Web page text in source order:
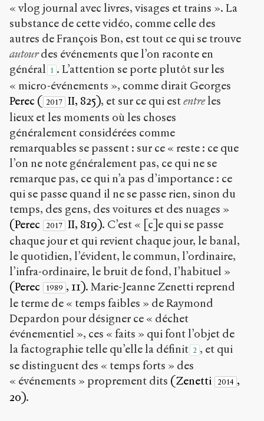
« vlog journal avec livres, visages et trains ». La
substance de cette vidéo, comme celle des
autres de François Bon, est tout ce qui se trouve
autourdes événements que l’on raconte en
général 1 . L’attention se porte plutôt sur les
« micro-événements », comme dirait Georges
Perec ( 2017 II, 825), et sur ce qui estentreles
lieux et les moments où les choses
généralement considérées comme
remarquables se passent : sur ce « reste : ce que
l’on ne note généralement pas, ce qui ne se
remarque pas, ce qui n’a pas d’importance : ce
qui se passe quand il ne se passe rien, sinon du
temps, des gens, des voitures et des nuages »
(Perec
2017 II, 819). C’est « [c]e qui se passe
chaque jour et qui revient chaque jour, le banal,
le quotidien, l’évident, le commun, l’ordinaire,
l’infra-ordinaire, le bruit de fond, I’habituel »
(Perec
1989 , 11). Marie-Jeanne Zenetti reprend
le terme de « temps faibles » de Raymond
Depardon pour désigner ce « déchet
événementiel », ces « faits » qui font l’objet de
la factographie telle qu’elle la définit 2 , et qui
se distinguent des « temps forts » des
« événements » proprement dits (Zenetti 2014 ,
20).